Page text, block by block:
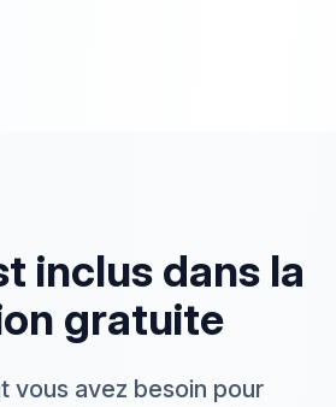
inclus dans la
gratuite
vous avez besoin pour